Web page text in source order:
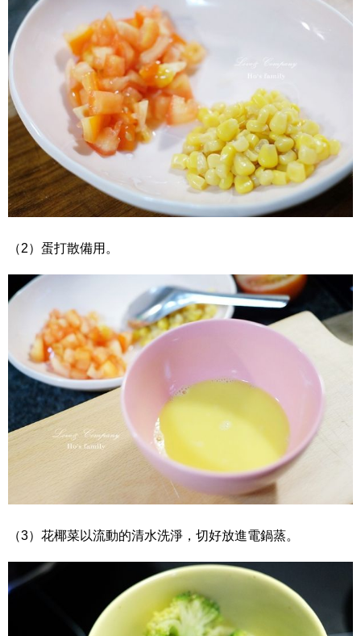
（2）蛋打散備用。
（3）花椰菜以流動的清水洗淨，切好放進電鍋蒸。